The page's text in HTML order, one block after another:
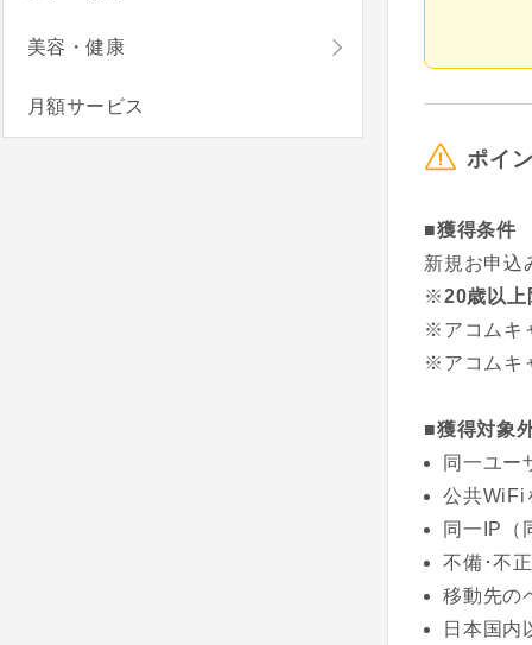
ポイ
■獲得条件
新規お申込
※20歳以上
※アコムキ
※アコムキ
■獲得対象
同一ユー
公共WiFi
同一IP（
不備･不
移動先の
日本国内
美容・健康
月額サービス